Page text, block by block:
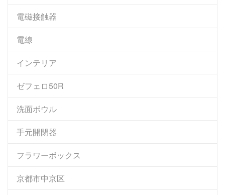
電磁接触器
電線
インテリア
ゼフェロ50R
洗面ボウル
手元開閉器
フラワーボックス
京都市中京区